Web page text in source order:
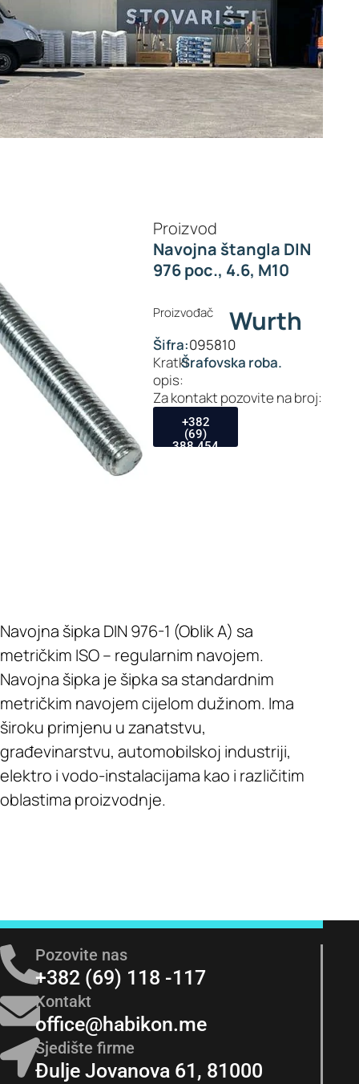
Proizvod
Navojna štangla DIN
976 poc., 4.6, M10
Proizvođač Wurth
Šifra:095810
Kratki
opis:
Šrafovska roba.
Za kontakt pozovite na broj:
+382
(69)
388 454
Navojna šipka DIN 976-1 (Oblik A) sa
metričkim ISO – regularnim navojem.
Navojna šipka je šipka sa standardnim
metričkim navojem cijelom dužinom. Ima
široku primjenu u zanatstvu,
građevinarstvu, automobilskoj industriji,
elektro i vodo-instalacijama kao i različitim
oblastima proizvodnje.
Pozovite nas
+382 (69) 118 -117
Kontakt
office@habikon.me
Sjedište firme
Đulje Jovanova 61, 81000